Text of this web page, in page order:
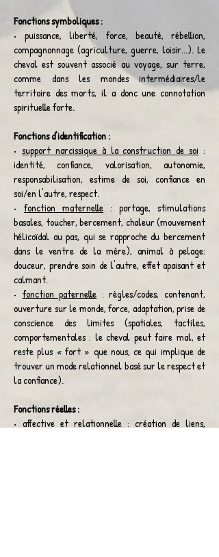
Fonctions symboliques :
• puissance, liberté, force, beauté, rébellion,
compagnonnage (agriculture, guerre, loisir...). Le
cheval est souvent associé au voyage, sur terre,
comme dans les mondes intermédiaires/le
territoire des morts, il a donc une connotation
spirituelle forte.
Fonctions d’identification :
• support narcissique à la construction de soi :
identité, confiance, valorisation, autonomie,
responsabilisation, estime de soi, confiance en
soi/en l'autre, respect.
• fonction maternelle : portage, stimulations
basales, toucher, bercement, chaleur (mouvement
hélicoïdal au pas, qui se rapproche du bercement
dans le ventre de la mère), animal à pelage:
douceur, prendre soin de l'autre, effet apaisant et
calmant.
• fonction paternelle : règles/codes, contenant,
ouverture sur le monde, force, adaptation, prise de
conscience des limites (spatiales, tactiles,
comportementales : le cheval peut faire mal, et
reste plus « fort » que nous, ce qui implique de
trouver un mode relationnel basé sur le respect et
la confiance).
Fonctions réelles :
• affective et relationnelle : création de liens,